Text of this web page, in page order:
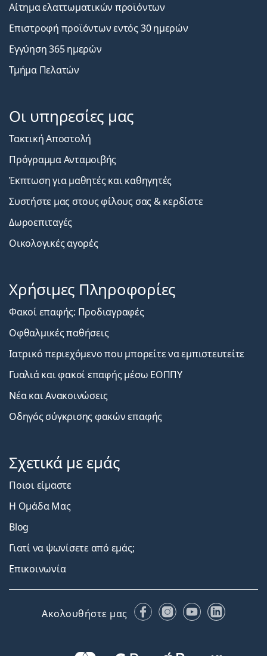
Αίτημα ελαττωματικών προϊόντων
Επιστροφή προϊόντων εντός 30 ημερών
Εγγύηση 365 ημερών
Τμήμα Πελατών
Οι υπηρεσίες μας
Τακτική Αποστολή
Πρόγραμμα Ανταμοιβής
Έκπτωση για μαθητές και καθηγητές
Συστήστε μας στους φίλους σας & κερδίστε
Δωροεπιταγές
Οικολογικές αγορές
Χρήσιμες Πληροφορίες
Φακοί επαφής: Προδιαγραφές
Οφθαλμικές παθήσεις
Ιατρικό περιεχόμενο που μπορείτε να εμπιστευτείτε
Γυαλιά και φακοί επαφής μέσω ΕΟΠΠΥ
Νέα και Ανακοινώσεις
Οδηγός σύγκρισης φακών επαφής
Σχετικά με εμάς
Ποιοι είμαστε
Η Ομάδα Μας
Blog
Γιατί να ψωνίσετε από εμάς;
Επικοινωνία
Ακολουθήστε μας FacebookInstagram
YouTubeLinkedIn